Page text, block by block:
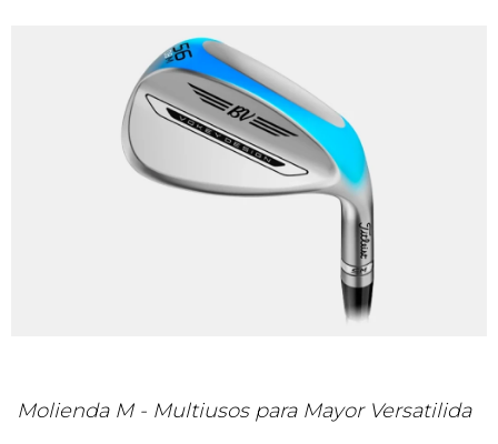
Molienda M - Multiusos para Mayor Versatilida